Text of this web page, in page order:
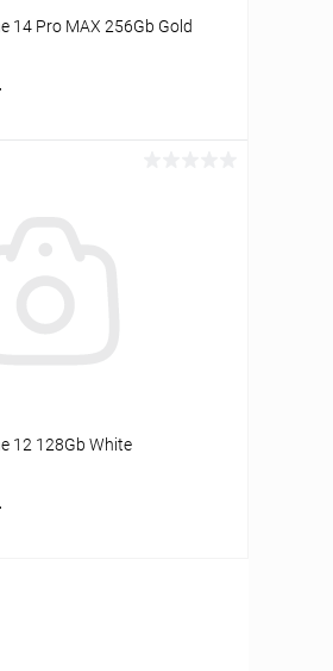
14 Pro MAX 256Gb Gold
12 128Gb White